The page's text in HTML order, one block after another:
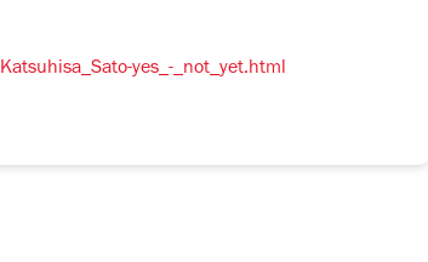
yes_-_not_yet.html